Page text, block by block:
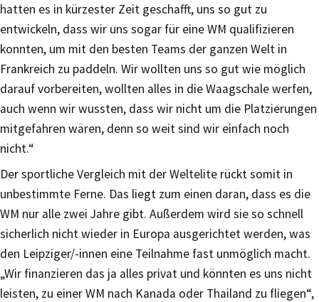
hatten es in kürzester Zeit geschafft, uns so gut zu
entwickeln, dass wir uns sogar für eine WM qualifizieren
konnten, um mit den besten Teams der ganzen Welt in
Frankreich zu paddeln. Wir wollten uns so gut wie möglich
darauf vorbereiten, wollten alles in die Waagschale werfen,
auch wenn wir wussten, dass wir nicht um die Platzierungen
mitgefahren wären, denn so weit sind wir einfach noch
nicht.“
Der sportliche Vergleich mit der Weltelite rückt somit in
unbestimmte Ferne. Das liegt zum einen daran, dass es die
WM nur alle zwei Jahre gibt. Außerdem wird sie so schnell
sicherlich nicht wieder in Europa ausgerichtet werden, was
den Leipziger/-innen eine Teilnahme fast unmöglich macht.
„Wir finanzieren das ja alles privat und könnten es uns nicht
leisten, zu einer WM nach Kanada oder Thailand zu fliegen“,